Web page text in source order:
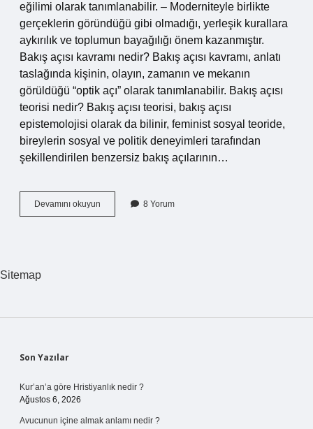
eğilimi olarak tanımlanabilir. – Moderniteyle birlikte
gerçeklerin göründüğü gibi olmadığı, yerleşik kurallara
aykırılık ve toplumun bayağılığı önem kazanmıştır.
Bakış açısı kavramı nedir? Bakış açısı kavramı, anlatı
taslağında kişinin, olayın, zamanın ve mekanın
görüldüğü “optik açı” olarak tanımlanabilir. Bakış açısı
teorisi nedir? Bakış açısı teorisi, bakış açısı
epistemolojisi olarak da bilinir, feminist sosyal teoride,
bireylerin sosyal ve politik deneyimleri tarafından
şekillendirilen benzersiz bakış açılarının…
Devamını okuyun
Bakış
8 Yorum
Sitemap
Sidebar
Son Yazılar
Kur’an’a göre Hristiyanlık nedir ?
Ağustos 6, 2026
Avucunun içine almak anlamı nedir ?